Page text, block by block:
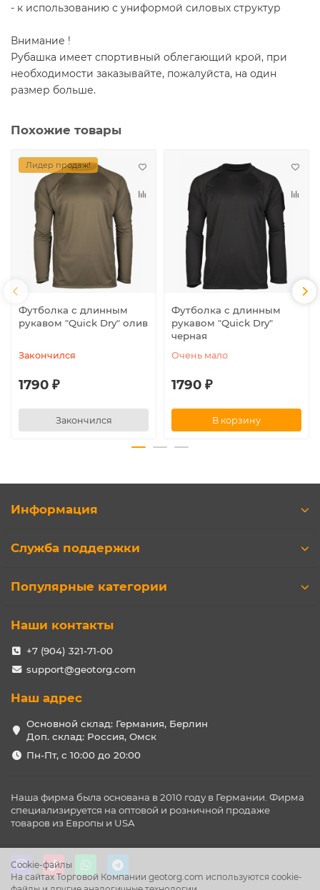
- к использованию с униформой силовых структур
Внимание !
Рубашка имеет спортивный облегающий крой, при
необходимости заказывайте, пожалуйста, на один
размер больше.
Похожие товары
Лидер продаж!
Футболка с длинным
рукавом "Quick Dry" олив
Закончился
1790 ₽
Закончился
Футболка с длинным
рукавом "Quick Dry"
черная
Очень мало
1790 ₽
В корзину
Cookie-файлы
На сайтах Торговой Компании geotorg.com используются cookie-
Информация
Служба поддержки
Популярные категории
Наши контакты
+7 (904) 321-71-00
support@geotorg.com
Наш адрес
Основной склад: Германия, Берлин
Доп. склад: Россия, Омск
Пн-Пт, с 10:00 до 20:00
Наша фирма была основана в 2010 году в Германии. Фирма
специализируется на оптовой и розничной продаже
товаров из Европы и USA